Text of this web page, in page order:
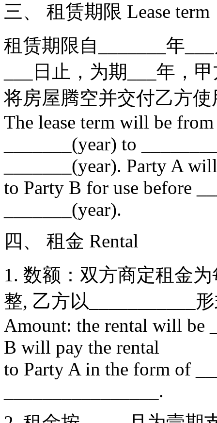
三、 租赁期限 Lease term
租赁期限自_______年
___日止，为期___年，
将房屋腾空并交付乙方使
The lease term will be
_______(year) to
_______(year). Party A
to Party B for use before
_______(year).
四、 租金 Rental
1. 数额：双方商定租金
整, 乙方以___________
Amount: the rental will be
B will pay the rental
to Party A in the form of
________________.